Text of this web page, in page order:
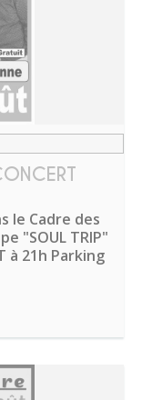
le Cadre des
"SOUL TRIP"
à 21h Parking